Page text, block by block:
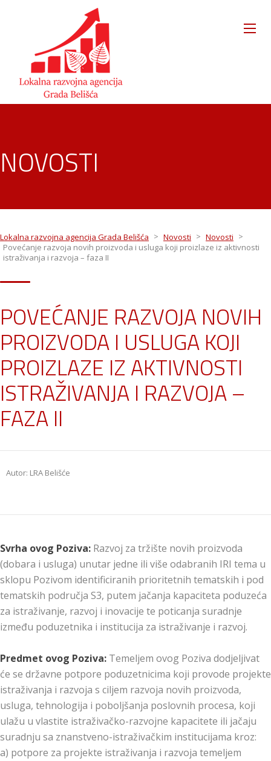
NOVOSTI
Lokalna razvojna agencija Grada Belišća > Novosti > Novosti >
Povećanje razvoja novih proizvoda i usluga koji proizlaze iz aktivnosti
istraživanja i razvoja – faza II
POVEĆANJE RAZVOJA NOVIH
PROIZVODA I USLUGA KOJI
PROIZLAZE IZ AKTIVNOSTI
ISTRAŽIVANJA I RAZVOJA –
FAZA II
Autor: LRA Belišće
Svrha ovog Poziva: Razvoj za tržište novih proizvoda
(dobara i usluga) unutar jedne ili više odabranih IRI tema u
sklopu Pozivom identificiranih prioritetnih tematskih i pod
tematskih područja S3, putem jačanja kapaciteta poduzeća
za istraživanje, razvoj i inovacije te poticanja suradnje
između poduzetnika i institucija za istraživanje i razvoj.
Predmet ovog Poziva: Temeljem ovog Poziva dodjeljivat
će se državne potpore poduzetnicima koji provode projekte
istraživanja i razvoja s ciljem razvoja novih proizvoda,
usluga, tehnologija i poboljšanja poslovnih procesa, koji
ulažu u vlastite istraživačko-razvojne kapacitete ili jačaju
suradnju sa znanstveno-istraživačkim institucijama kroz:
a) potpore za projekte istraživanja i razvoja temeljem